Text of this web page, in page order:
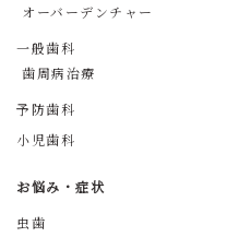
オーバーデンチャー
一般歯科
歯周病治療
予防歯科
小児歯科
お悩み・症状
虫歯